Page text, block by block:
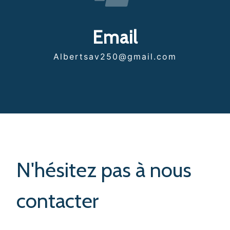
Email
albertsav250@gmail.com
N'hésitez pas à nous
contacter